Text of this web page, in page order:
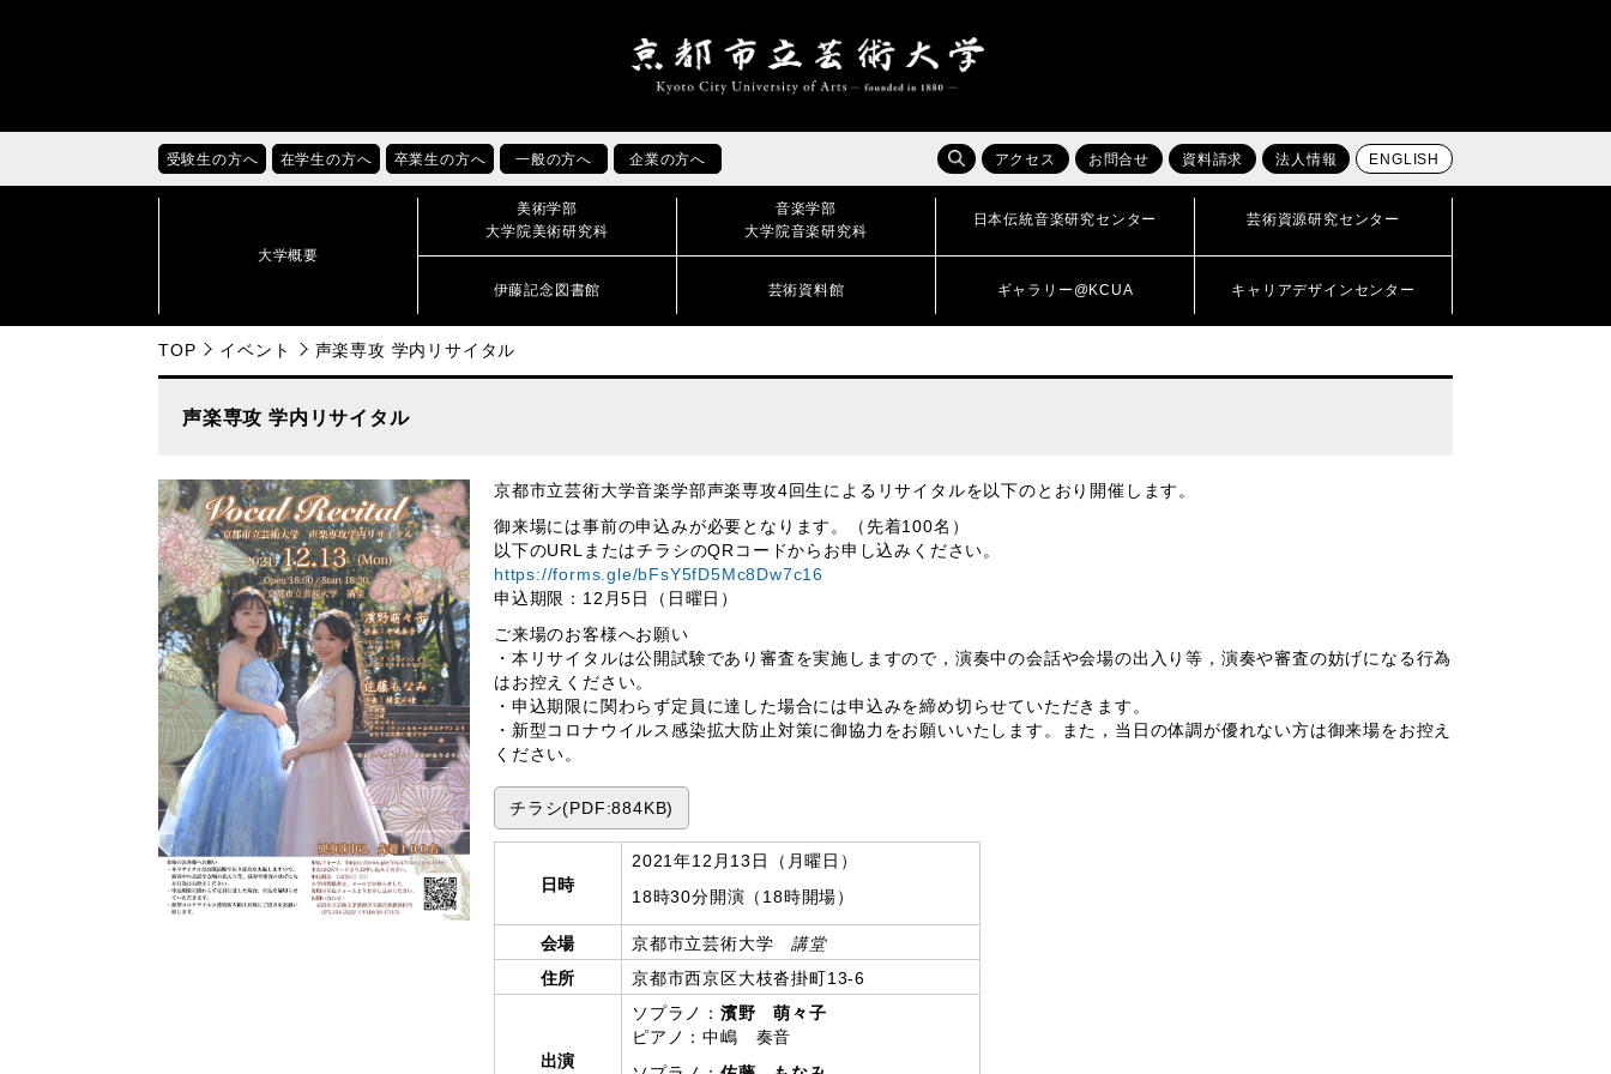
受験生の方へ 在学生の方へ 卒業生の方へ 一般の方へ 企業の方へ アクセス お問合せ 資料請求 法人情報 ENGLISH
大学概要
美術学部
大学院美術研究科
音楽学部
大学院音楽研究科
日本伝統音楽研究センター 芸術資源研究センター
伊藤記念図書館 芸術資料館 ギャラリー@KCUA キャリアデザインセンター
TOP イベント 声楽専攻 学内リサイタル
声楽専攻 学内リサイタル
京都市立芸術大学音楽学部声楽専攻4回生によるリサイタルを以下のとおり開催します。
御来場には事前の申込みが必要となります。（先着100名）
以下のURLまたはチラシのQRコードからお申し込みください。
https://forms.gle/bFsY5fD5Mc8Dw7c16
申込期限：12月5日（日曜日）
ご来場のお客様へお願い
・本リサイタルは公開試験であり審査を実施しますので，演奏中の会話や会場の出入り等，演奏や審査の妨げになる行為
はお控えください。
・申込期限に関わらず定員に達した場合には申込みを締め切らせていただきます。
・新型コロナウイルス感染拡大防止対策に御協力をお願いいたします。また，当日の体調が優れない方は御来場をお控え
ください。
チラシ(PDF:884KB)
日時
2021年12月13日（月曜日）
18時30分開演（18時開場）
会場 京都市立芸術大学講堂
住所
京都市西京区大枝沓掛町13-6
出演
ソプラノ： 濱野 萌々子
ピアノ：中嶋 奏音